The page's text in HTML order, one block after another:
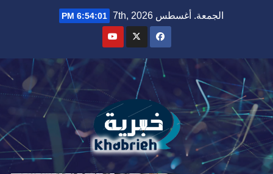
الجمعة. أغسطس 7th, 2026 6:54:03 PM